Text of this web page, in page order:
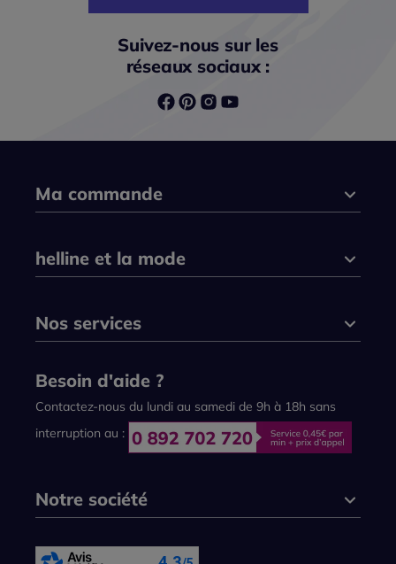
Suivez-nous sur les
réseaux sociaux :
Ma commande
helline et la mode
Nos services
Besoin d'aide ?
Contactez-nous du lundi au samedi de 9h à 18h sans
interruption au :
Notre société